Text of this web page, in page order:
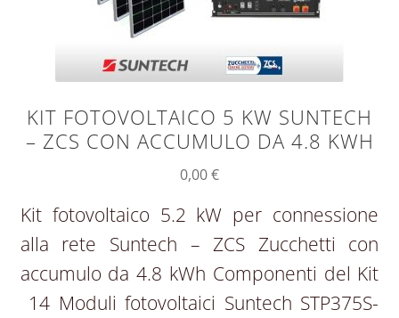
KIT FOTOVOLTAICO 5 KW SUNTECH
– ZCS CON ACCUMULO DA 4.8 KWH
0,00€
Kit fotovoltaico 5.2 kW per connessione
alla rete Suntech – ZCS Zucchetti con
accumulo da 4.8 kWh Componenti del Kit
14 Moduli fotovoltaici Suntech STP375S-